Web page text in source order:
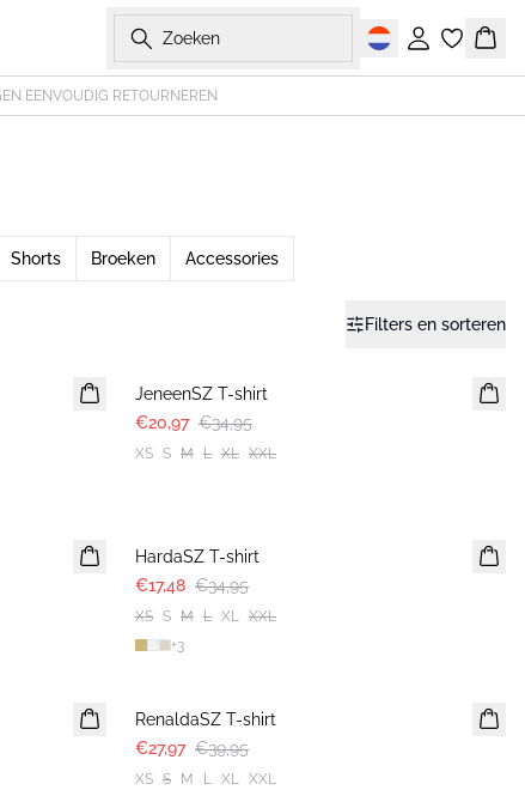
Zoeken
Inloggen
EENVOUDIG RETOURNEREN
Shorts Broeken Accessories
Filters en sorteren
JeneenSZ T-shirt
€20,97 €34,95
XS S M L XL XXL
HardaSZ T-shirt
€17,48 €34,95
XS S M L XL XXL
+3
RenaldaSZ T-shirt
€27,97 €39,95
XS S M L XL XXL